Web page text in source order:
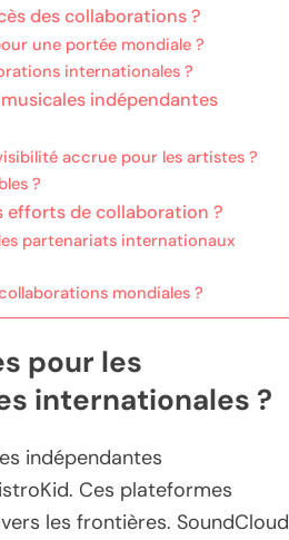
des collaborations ?
une portée mondiale ?
internationales ?
indépendantes
accrue pour les artistes ?
?
de collaboration ?
partenariats internationaux
mondiales ?
pour les
internationales ?
indépendantes
Ces plateformes
les frontières. SoundCloud